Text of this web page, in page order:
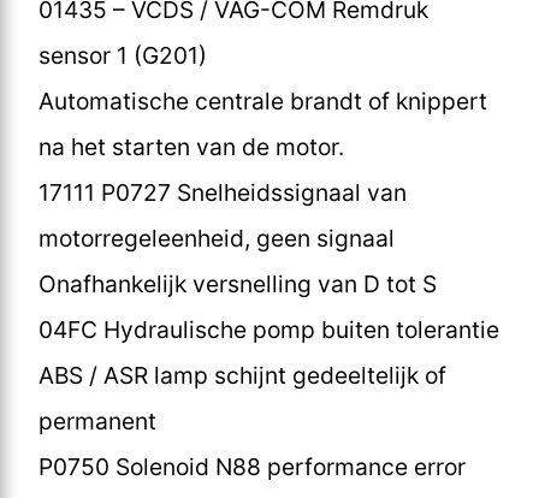
01435 – VCDS / VAG-COM Remdruk
sensor 1 (G201)
Automatische centrale brandt of knippert
na het starten van de motor.
17111 P0727 Snelheidssignaal van
motorregeleenheid, geen signaal
Onafhankelijk versnelling van D tot S
04FC Hydraulische pomp buiten tolerantie
ABS / ASR lamp schijnt gedeeltelijk of
permanent
P0750 Solenoid N88 performance error